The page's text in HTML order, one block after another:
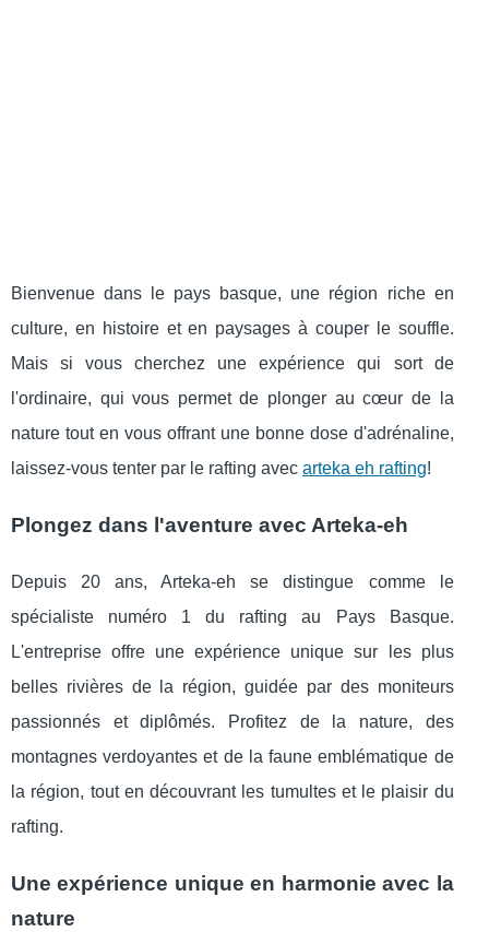
Bienvenue dans le pays basque, une région riche en
culture, en histoire et en paysages à couper le souffle.
Mais si vous cherchez une expérience qui sort de
l'ordinaire, qui vous permet de plonger au cœur de la
nature tout en vous offrant une bonne dose d'adrénaline,
laissez-vous tenter par le rafting avec arteka eh rafting!
Plongez dans l'aventure avec Arteka-eh
Depuis 20 ans, Arteka-eh se distingue comme le
spécialiste numéro 1 du rafting au Pays Basque.
L'entreprise offre une expérience unique sur les plus
belles rivières de la région, guidée par des moniteurs
passionnés et diplômés. Profitez de la nature, des
montagnes verdoyantes et de la faune emblématique de
la région, tout en découvrant les tumultes et le plaisir du
rafting.
Une expérience unique en harmonie avec la
nature